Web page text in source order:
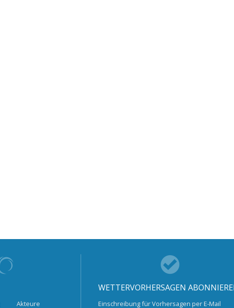
Akteure
WETTERVORHERSAGEN
Einschreibung für Vorhersagen per E-Mail